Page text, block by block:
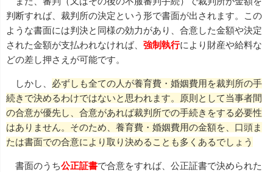
判断すれば、裁判所の決定という形で書面が出されます。この
ような書面には判決と同様の効力があり、合意した金額や決定
された金額が支払われなければ、 強制執行により財産や給料な
どの差し押さえが可能です。
しかし、 必ずしも全ての人が養育費・婚姻費用を裁判所の手
続きで決めるわけではないと思われます。原則として当事者間
の合意が優先し、合意があれば裁判所での手続きをする必要性
はありません。そのため、養育費・婚姻費用の金額を、口頭ま
たは書面での合意により取り決めることも多くあるでしょう
書面のうち公正証書で合意をすれば、公正証書で決められた